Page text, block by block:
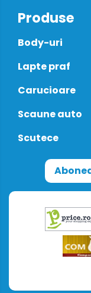
Produse
Body-uri
Lapte praf
Carucioare
Scaune auto
Scutece